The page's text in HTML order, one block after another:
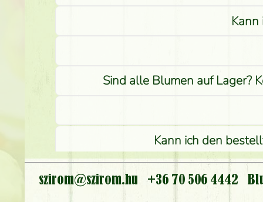
Sind alle Blumen auf Lager?
Kann ich den
szirom@szirom.hu +36 70 506 4442